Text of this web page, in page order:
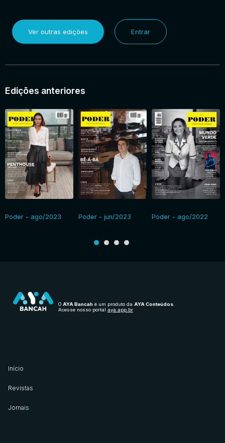
Ver outras edições Entrar
Edições anteriores
Poder - ago/2023 Poder - jun/2023 Poder - ago/2022
O AYA Bancah é um produto da AYA Conteúdos
Acesse nosso portal aya.app.br
Início
Revistas
Jornais